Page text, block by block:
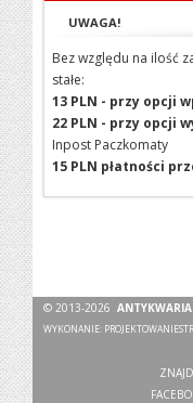
UWAGA!
Bez względu na ilość
stałe:
13 PLN - przy opcji
22 PLN - przy opcji
Inpost Paczkomaty
15 PLN płatności
© 2013-2026
WYKONANIE: